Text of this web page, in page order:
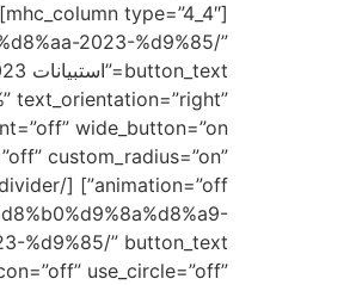
2023-%d9%85/”
text_orientation=”right”
custom_radius=”on”
use_circle=”off”